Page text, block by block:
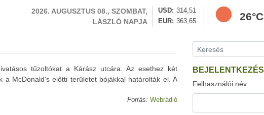
2026. AUGUSZTUS 08., SZOMBAT,
LÁSZLÓ NAPJA
USD
314,51
EUR
363,65 26°C
tűzoltókat a Kárász utcára. Az esethez két
McDonald's előtti területet bójákkal határolták el. A
Forrás: Webrádió
BEJELENTKEZÉS
Felhasználói név: